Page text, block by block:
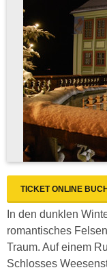
TICKET ONLINE
In den dunklen
romantisches
Traum. Auf einem
Schlosses